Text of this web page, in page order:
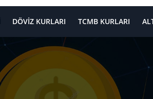
DÖVİZ KURLARI TCMB KURLARI